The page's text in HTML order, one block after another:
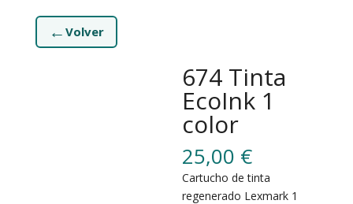
← Volver
674 Tinta
EcoInk 1
color
25,00 €
Cartucho de tinta
regenerado Lexmark 1